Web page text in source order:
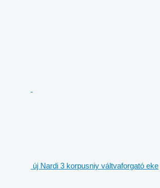
új Nardi 3 korpusniy váltvaforgató eke